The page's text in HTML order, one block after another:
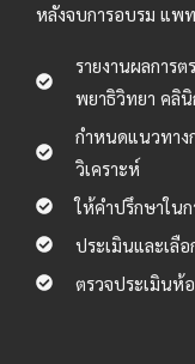
หลังจบการอบรม แพ
รายงานผลการ
พยาธิวิทยา คลิ
กำหนดแนวทาง
วิเคราะห์
ให้คำปรึกษาใน
ประเมินและเลื
ตรวจประเมินห้